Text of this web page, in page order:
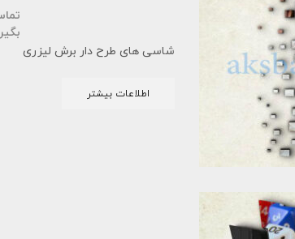
شاسی های طرح دار برش لیزری
اطلاعات بیشتر